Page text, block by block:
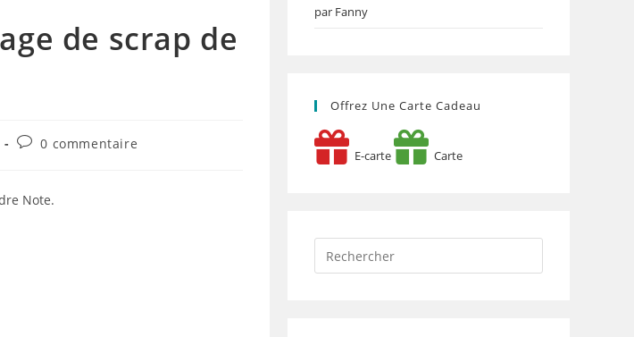
de scrap de
Commentaires
publication :
0 commentaire
Note.
par Fanny
Offrez Une Carte Cadeau
E-carte Carte